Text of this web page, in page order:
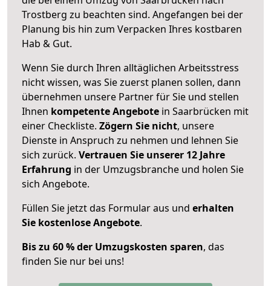
Trostberg zu beachten sind. Angefangen bei der
Planung bis hin zum Verpacken Ihres kostbaren
Hab & Gut.
Wenn Sie durch Ihren alltäglichen Arbeitsstress
nicht wissen, was Sie zuerst planen sollen, dann
übernehmen unsere Partner für Sie und stellen
Ihnen kompetente Angebote in Saarbrücken mit
einer Checkliste. Zögern Sie nicht, unsere
Dienste in Anspruch zu nehmen und lehnen Sie
sich zurück. Vertrauen Sie unserer 12 Jahre
Erfahrung in der Umzugsbranche und holen Sie
sich Angebote.
Füllen Sie jetzt das Formular aus und erhalten
Sie kostenlose Angebote.
Bis zu 60 % der Umzugskosten sparen, das
finden Sie nur bei uns!